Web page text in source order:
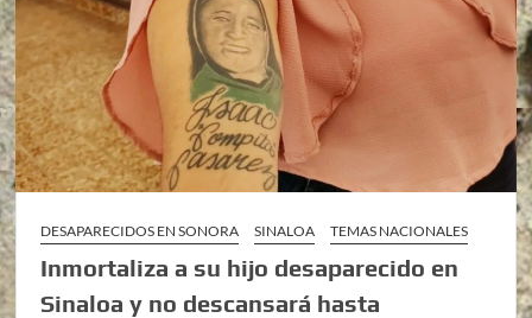
DESAPARECIDOS EN SONORA SINALOA TEMAS NACIONALES
Inmortaliza a su hijo desaparecido en
Sinaloa y no descansará hasta